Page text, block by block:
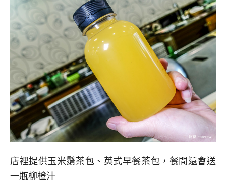
店裡提供玉米鬚茶包、英式早餐茶包，餐間還會送
一瓶柳橙汁